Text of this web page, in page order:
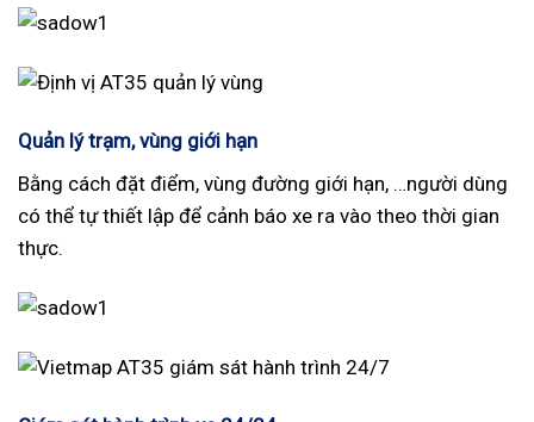
Quản lý trạm, vùng giới hạn
Bằng cách đặt điểm, vùng đường giới hạn, …người dùng
có thể tự thiết lập để cảnh báo xe ra vào theo thời gian
thực.